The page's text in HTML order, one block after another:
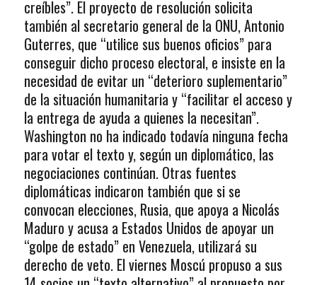
creíbles”. El proyecto de resolución solicita
también al secretario general de la ONU, Antonio
Guterres, que “utilice sus buenos oficios” para
conseguir dicho proceso electoral, e insiste en la
necesidad de evitar un “deterioro suplementario”
de la situación humanitaria y “facilitar el acceso y
la entrega de ayuda a quienes la necesitan”.
Washington no ha indicado todavía ninguna fecha
para votar el texto y, según un diplomático, las
negociaciones continúan. Otras fuentes
diplomáticas indicaron también que si se
convocan elecciones, Rusia, que apoya a Nicolás
Maduro y acusa a Estados Unidos de apoyar un
“golpe de estado” en Venezuela, utilizará su
derecho de veto. El viernes Moscú propuso a sus